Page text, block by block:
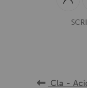
Cla -